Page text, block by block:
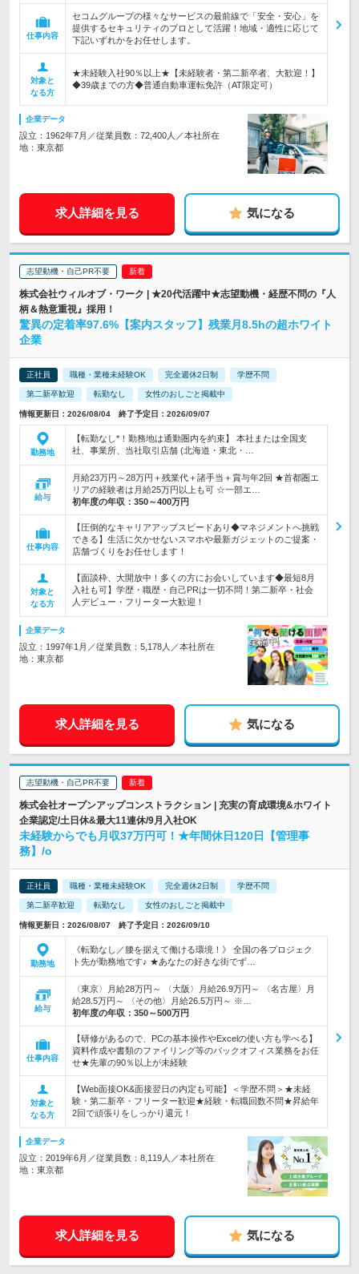
仕事内容
セコムグループの様々なサービスの最前線で「安全・安心」を
提供するセキュリティのプロとして活躍！地域・適性に応じて
下記いずれかをお任せします。
対象と
なる方
★未経験入社90％以上★【未経験者・第二新卒者、大歓迎！】
◆39歳までの方◆普通自動車運転免許（AT限定可）
企業データ
設立：1962年7月／従業員数：72,400人／本社所在
地：東京都
求人詳細を見る 気になる
志望動機・自己PR不要
株式会社ウィルオブ・ワーク | ★20代活躍中★志望動機・経歴不問の『人
柄＆熱意重視』採用！
驚異の定着率97.6%【案内スタッフ】残業月8.5hの超ホワイト
企業
正社員 職種・業種未経験OK 完全週休2日制 学歴不問
第二新卒歓迎 転勤なし 女性のおしごと掲載中
情報更新日：2026/08/04 終了予定日：2026/09/07
勤務地
【転勤なし*！勤務地は通勤圏内を約束】 本社または全国支
社、事業所、当社取引店舗 (北海道・東北・…
給与
月給23万円～28万円＋残業代＋諸手当＋賞与年2回 ★首都圏エ
リアの経験者は月給25万円以上も可 ☆一部エ…
初年度の年収： 350～400万円
仕事内容
【圧倒的なキャリアアップスピードあり◆マネジメントへ挑戦
できる】生活に欠かせないスマホや最新ガジェットのご提案・
店舗づくりをお任せします！
対象と
なる方
【面談枠、大開放中！多くの方にお会いしています◆最短8月
入社も可】学歴・職歴・自己PRは一切不問！第二新卒・社会
人デビュー・フリーター大歓迎！
企業データ
設立：1997年1月／従業員数：5,178人／本社所在
地：東京都
求人詳細を見る 気になる
志望動機・自己PR不要
株式会社オープンアップコンストラクション | 充実の育成環境&ホワイト
企業認定/土日休&最大11連休/9月入社OK
未経験からでも月収37万円可！★年間休日120日【管理事
務】/o
正社員 職種・業種未経験OK 完全週休2日制 学歴不問
第二新卒歓迎 転勤なし 女性のおしごと掲載中
情報更新日：2026/08/07 終了予定日：2026/09/10
勤務地
《転勤なし／腰を据えて働ける環境！》 全国の各プロジェク
ト先が勤務地です♪ ★あなたの好きな街でず…
給与
〈東京〉月給28万円～ 〈大阪〉月給26.9万円～ 〈名古屋〉月
給28.5万円～ 〈その他〉月給26.5万円～ ※…
初年度の年収： 350～500万円
仕事内容
【研修があるので、PCの基本操作やExcelの使い方も学べる】
資料作成や書類のファイリング等のバックオフィス業務をお任
せ★先輩の90％以上が未経験
対象と
なる方
【Web面接OK&面接翌日の内定も可能】＜学歴不問＞★未経
験・第二新卒・フリーター歓迎★経験・転職回数不問★昇給年
2回で頑張りをしっかり還元！
企業データ
設立：2019年6月／従業員数：8,119人／本社所在
地：東京都
求人詳細を見る 気になる